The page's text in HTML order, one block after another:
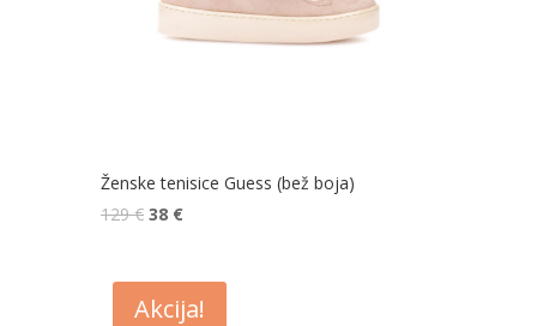
Ženske tenisice Guess (bež boja)
129€ 38 €
Akcija!